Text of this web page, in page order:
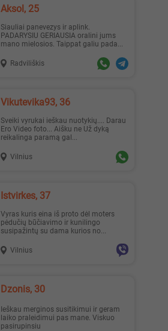
Aksol, 25
Siauliai panevezys ir aplink.
PADARYSIU GERIAUSIA oralini jums
mano mielosios. Taippat galiu pada...
Radviliškis
Vikutevika93, 36
Sveiki vyrukai ieškau nuotykių.... Darau
Ero Video foto... Aišku ne Už dyką
reikalinga paramą gal...
Vilnius
Istvirkes, 37
Vyras kuris eina iš proto dėl moters
pėdučių būčiavimo ir kunilingo
susipažintų su dama kurios no...
Vilnius
Dzonis, 30
laiko praleidimui pas mane. Viskuo
pasirupinsiu